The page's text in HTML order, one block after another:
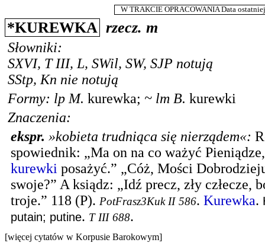
W TRAKCIE OPRACOWANIA Data
*KUREWKA rzecz. m
Słowniki:
SXVI, T III, L, SWil, SW, SJP notują
SStp, Kn nie notują
Formy: lp M. kurewka; ~ lm B. kurewki
Znaczenia:
ekspr. »kobieta trudniąca się nierządem«:
spowiednik: „Ma on na co ważyć
kurewki posażyć.” „Cóż, Mości
swoje?” A ksiądz: „Idź precz, zły człecze,
troje.” 118 (P). PotFrasz3Kuk II 586. Kurewka.
putain; putine. T III 688.
[więcej cytatów w Korpusie Barokowym]